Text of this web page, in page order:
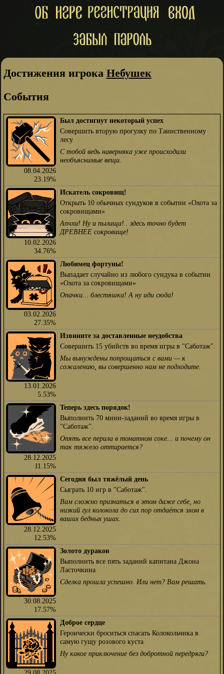
Достижения игрока Небушек
События
08.04.2026
23.19%
Был достигнут некоторый успех
Совершить вторую прогулку по Таинственному
лесу
С тобой ведь наверняка уже происходили
необъяснимые вещи.
10.02.2026
34.76%
Искатель сокровищ!
Открыть 10 обычных сундуков в событии «Охота за
сокровищами»
Апчхи! Ну и пылища!.. здесь точно будет
ДРЕВНЕЕ сокровище!
03.02.2026
27.35%
Любимец фортуны!
Выпадает случайно из любого сундука в событии
«Охота за сокровищами»
Опачки... блестяшка! А ну иди сюда!
13.01.2026
5.53%
Извините за доставленные неудобства
Совершить 15 убийств во время игры в "Саботаж".
Мы вынуждены попрощаться с вами — к
сожалению, вы совершенно нам не подходите.
28.12.2025
11.15%
Теперь здесь порядок!
Выполнить 70 мини-заданий во время игры в
"Саботаж".
Опять все перила в томатном соке... и почему он
так тяжело оттирается?
28.12.2025
12.53%
Сегодня был тяжёлый день
Сыграть 10 игр в "Саботаж".
Вам сложно признаться в этом даже себе, но
низкий гул колокола до сих пор отдаётся эхом в
ваших бедных ушах.
30.08.2025
17.57%
Золото дураков
Выполнить все пять заданий капитана Джона
Ласточкина
Сделка прошла успешно. Или нет? Вам решать.
Доброе сердце
Героически броситься спасать Колокольчика в
самую гущу розового куста
Ну какое приключение без добротной передряги?